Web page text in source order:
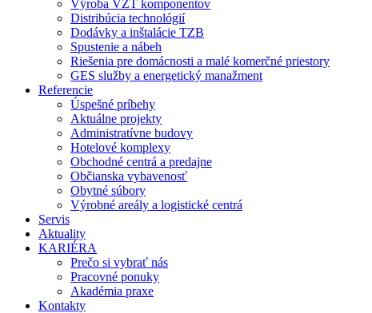
Výroba VZT komponentov
Distribúcia technológií
Dodávky a inštalácie TZB
Spustenie a nábeh
Riešenia pre domácnosti a malé komerčné priestory
GES služby a energetický manažment
Referencie
Úspešné príbehy
Aktuálne projekty
Administratívne budovy
Hotelové komplexy
Obchodné centrá a predajne
Občianska vybavenosť
Obytné súbory
Výrobné areály a logistické centrá
Servis
Aktuality
KARIÉRA
Prečo si vybrať nás
Pracovné ponuky
Akadémia praxe
Kontakty